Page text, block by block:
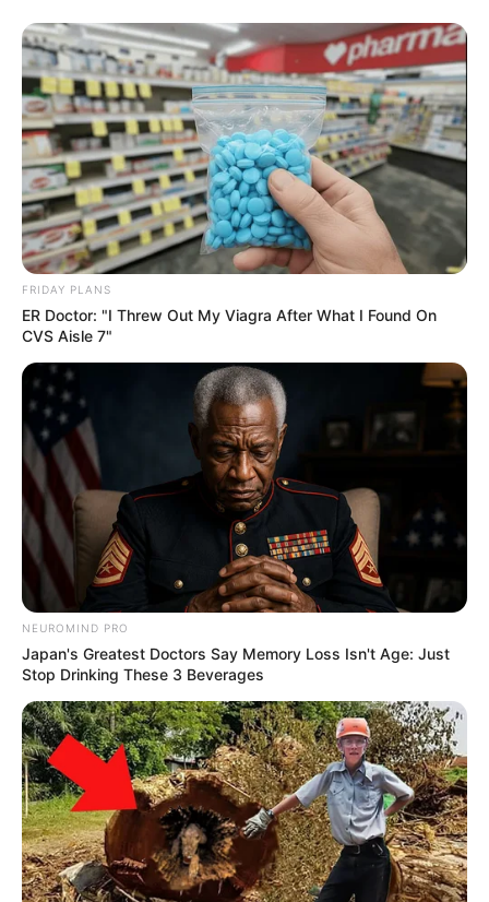
Elisabeth panique : si Alain tombe sur les
photos, tout est perdu. Muriel (Lou Kuma Kudi)
lui conseille vivement de le prévenir avant qu’il
ne soit trop tard. Mais le pire arrive : les clichés
sont publiés, accompagnés d’une légende
assassine : «à consommer sans modération».
FRIDAY PLANS
ER Doctor: "I Threw Out My Viagra After What I Found On
CVS Aisle 7"
NEUROMIND PRO
Japan's Greatest Doctors Say Memory Loss Isn't Age: Just
Stop Drinking These 3 Beverages